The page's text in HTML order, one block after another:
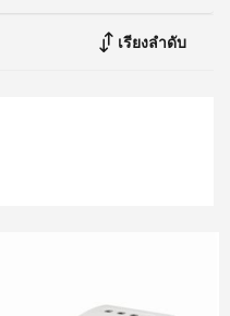
เรียงลำดับ